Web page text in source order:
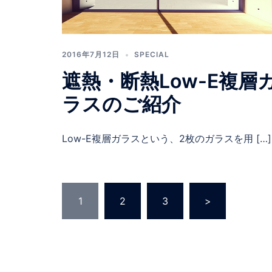
2016年7月12日 SPECIAL
遮熱・断熱Low-E複層
ラスのご紹介
Low-E複層ガラスという、2枚のガラスを用 […]
投
稿
1 2 3 >